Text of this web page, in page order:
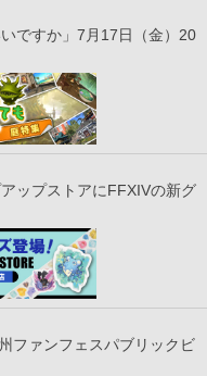
ですか」7月17日（金）20
ップストアにFFXIVの新グ
ファンフェスパブリックビ